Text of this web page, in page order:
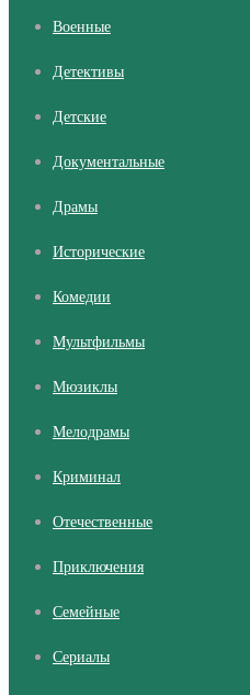
Военные
Детективы
Детские
Документальные
Драмы
Исторические
Комедии
Мультфильмы
Мюзиклы
Мелодрамы
Криминал
Отечественные
Приключения
Семейные
Сериалы